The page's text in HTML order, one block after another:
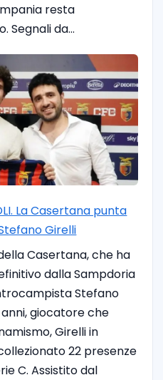
resta
Segnali da…
La Casertana punta
Girelli
Casertana, che ha
dalla Sampdoria
Stefano
giocatore che
Girelli in
22 presenze
C. Assistito dal